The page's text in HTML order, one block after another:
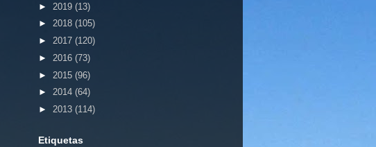
► 2019 (13)
► 2018 (105)
► 2017 (120)
► 2016 (73)
► 2015 (96)
► 2014 (64)
► 2013 (114)
Etiquetas